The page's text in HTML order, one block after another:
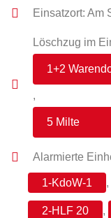
Einsatzort: Am
Löschzug im
1+2
,
5 Milte
Alarmierte
1-KdoW-1 ,
2-HLF 20 ,